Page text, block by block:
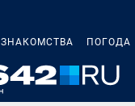
ЗНАКОМСТВА ПОГОДА